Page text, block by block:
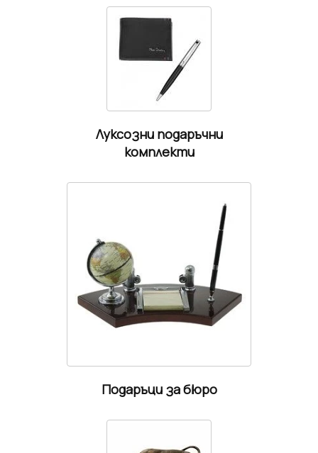
Луксозни подаръчни
комплекти
Подаръци за бюро